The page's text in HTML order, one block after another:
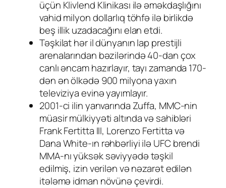
üçün Klivlend Klinikası ilə əməkdaşlığını
vahid milyon dollarlıq töhfə ilə birlikdə
beş illik uzadacağını elan etdi.
Təşkilat hər il dünyanın lap prestijli
arenalarından bəzilərində 40-dan çox
canlı əncam hazırlayır, tayı zamanda 170-
dən ən ölkədə 900 milyona yaxın
televiziya evinə yayımlayır.
2001-ci ilin yanvarında Zuffa, MMC-nin
müasir mülkiyyəti altında və sahibləri
Frank Fertitta III, Lorenzo Fertitta və
Dana White-ın rəhbərliyi ilə UFC brendi
MMA-nı yüksək səviyyədə təşkil
edilmiş, izin verilən və nəzarət edilən
itələmə idman növünə çevirdi.